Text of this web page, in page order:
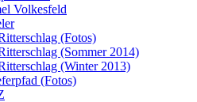
Volkesfeld
(Fotos)
(Sommer 2014)
(Winter 2013)
(Fotos)